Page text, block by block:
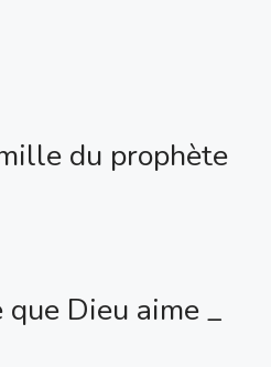
du prophète
Dieu aime _